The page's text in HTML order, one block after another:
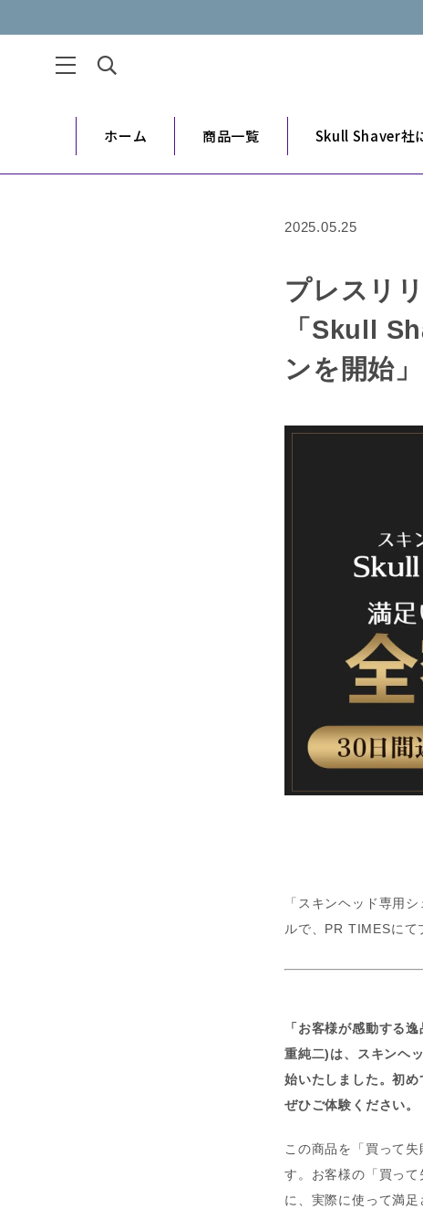
ホーム 商品一覧 Skull Shaver社
2025.05.25
プレスリ
「Skull
ンを開始」
「スキンヘッド専用
ルで、PR TIMESにて
「お客様が感動する
重純二)は、スキンヘ
始いたしました。初
ぜひご体験ください。
この商品を「買って
す。お客様の「買っ
に、実際に使って満